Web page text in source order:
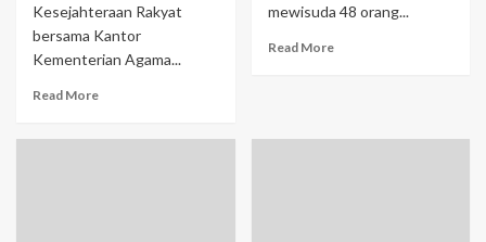
Kesejahteraan Rakyat
bersama Kantor
Kementerian Agama...
Read More
mewisuda 48 orang...
Read More